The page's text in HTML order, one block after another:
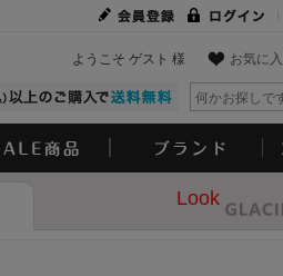
お気に入
ようこそ ゲスト 様
Look